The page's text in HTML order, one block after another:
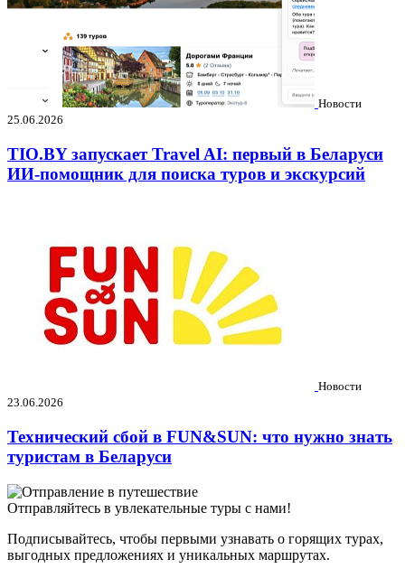
Новости
25.06.2026
TIO.BY запускает Travel AI: первый в Беларуси
ИИ-помощник для поиска туров и экскурсий
Новости
23.06.2026
Технический сбой в FUN&SUN: что нужно знать
туристам в Беларуси
Отправляйтесь в увлекательные туры с нами!
Подписывайтесь, чтобы первыми узнавать о горящих турах,
выгодных предложениях и уникальных маршрутах.